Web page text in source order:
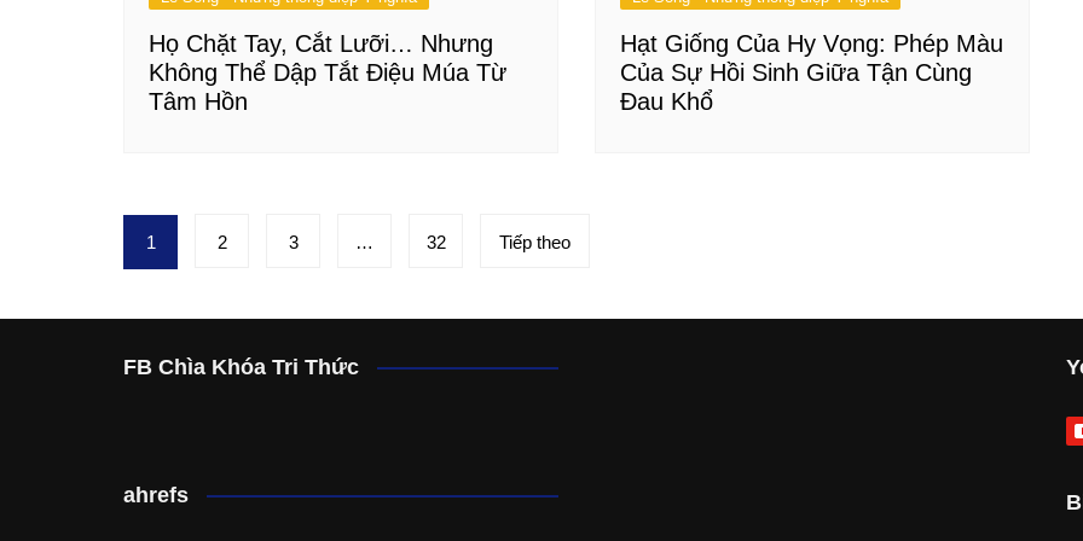
Họ Chặt Tay, Cắt Lưỡi… Nhưng
Không Thể Dập Tắt Điệu Múa Từ
Tâm Hồn
Hạt Giống Của Hy Vọng: Phép Màu
Của Sự Hồi Sinh Giữa Tận Cùng
Đau Khổ
Phân
trang
bài
viết
1 2 3 … 32 Tiếp theo
FB Chìa Khóa Tri Thức
ahrefs